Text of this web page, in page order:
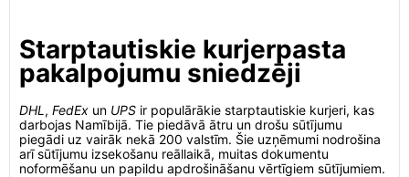
Starptautiskie kurjerpasta
pakalpojumu sniedzēji
DHL , FedEx un UPS ir populārākie starptautiskie kurjeri, kas
darbojas Namībijā. Tie piedāvā ātru un drošu sūtījumu
piegādi uz vairāk nekā 200 valstīm. Šie uzņēmumi nodrošina
arī sūtījumu izsekošanu reāllaikā, muitas dokumentu
noformēšanu un papildu apdrošināšanu vērtīgiem sūtījumiem.